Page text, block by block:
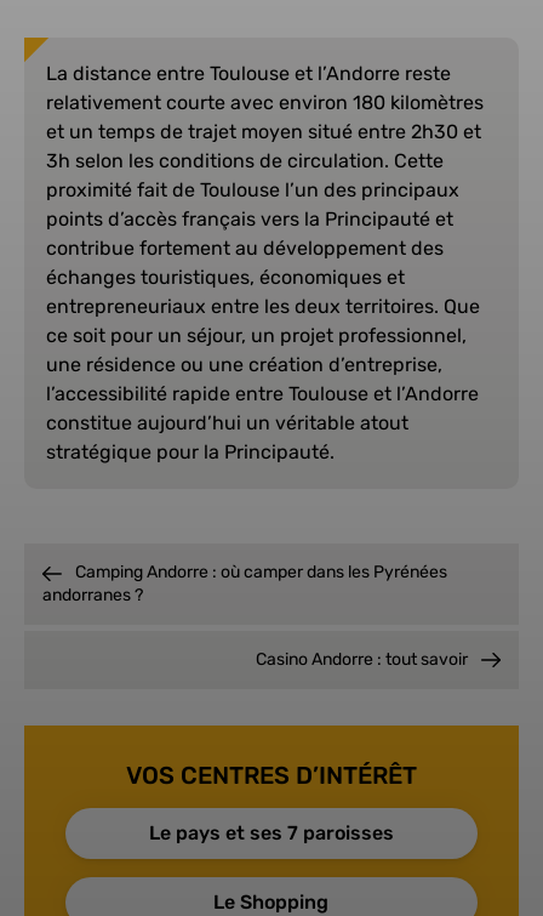
La distance entre Toulouse et l’Andorre reste
relativement courte avec environ 180 kilomètres
et un temps de trajet moyen situé entre 2h30 et
3h selon les conditions de circulation. Cette
proximité fait de Toulouse l’un des principaux
points d’accès français vers la Principauté et
contribue fortement au développement des
échanges touristiques, économiques et
entrepreneuriaux entre les deux territoires. Que
ce soit pour un séjour, un projet professionnel,
une résidence ou une création d’entreprise,
l’accessibilité rapide entre Toulouse et l’Andorre
constitue aujourd’hui un véritable atout
stratégique pour la Principauté.
VOS CENTRES D’INTÉRÊT
Le pays et ses 7 paroisses
Le Shopping
Camping Andorre : où camper dans les Pyrénées
andorranes ?
Casino Andorre : tout savoir